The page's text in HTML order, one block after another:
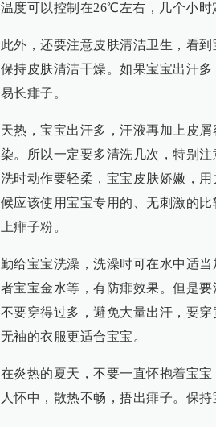
温度可以控制在26℃左右，几个小时
此外，还要注意皮肤清洁卫生，看
保持皮肤清洁干燥。如果宝宝出汗
易长痱子。
天热，宝宝出汗多，汗液再加上皮
染。所以一定要多清洗几次，特别
洗时动作要轻柔，宝宝皮肤娇嫩，
候应该使用宝宝专用的、无刺激的
上痱子粉。
勤给宝宝洗澡，洗澡时可在水中适
者宝宝金水等，有防痱效果。但是
不要穿得过多，避免大量出汗，要
无袖的衣服更适合宝宝。
在炎热的夏天，不要一直怀抱着宝
人怀中，散热不畅，捂出痱子。保